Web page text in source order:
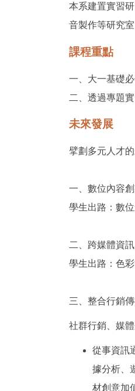
本系建置實習
音製作等研究
課程重點
一、大一基礎
二、 透過專題
未來發展
擘劃多元人才的
一、數位內容創
學生出路：數
二、跨媒體資
學生出路：色
三、 整合行銷
社群行銷、媒
從事資訊
據分析、
材創意加